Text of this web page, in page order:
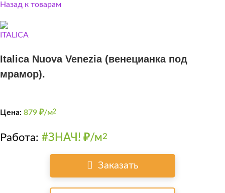
Назад к товарам
Italica Nuova Venezia (венецианка под
мрамор).
Цена: 879 ₽/м2
Работа: #ЗНАЧ! ₽/м2
Заказать